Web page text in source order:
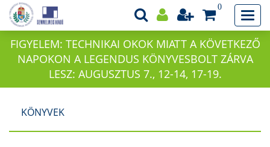
0
FIGYELEM: TECHNIKAI OKOK MIATT A KÖVETKEZŐ
NAPOKON A LEGENDUS KÖNYVESBOLT ZÁRVA
LESZ: AUGUSZTUS 7., 12-14, 17-19.
KÖNYVEK